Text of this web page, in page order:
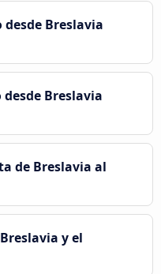
Breslavia
Breslavia
de Breslavia al
y el